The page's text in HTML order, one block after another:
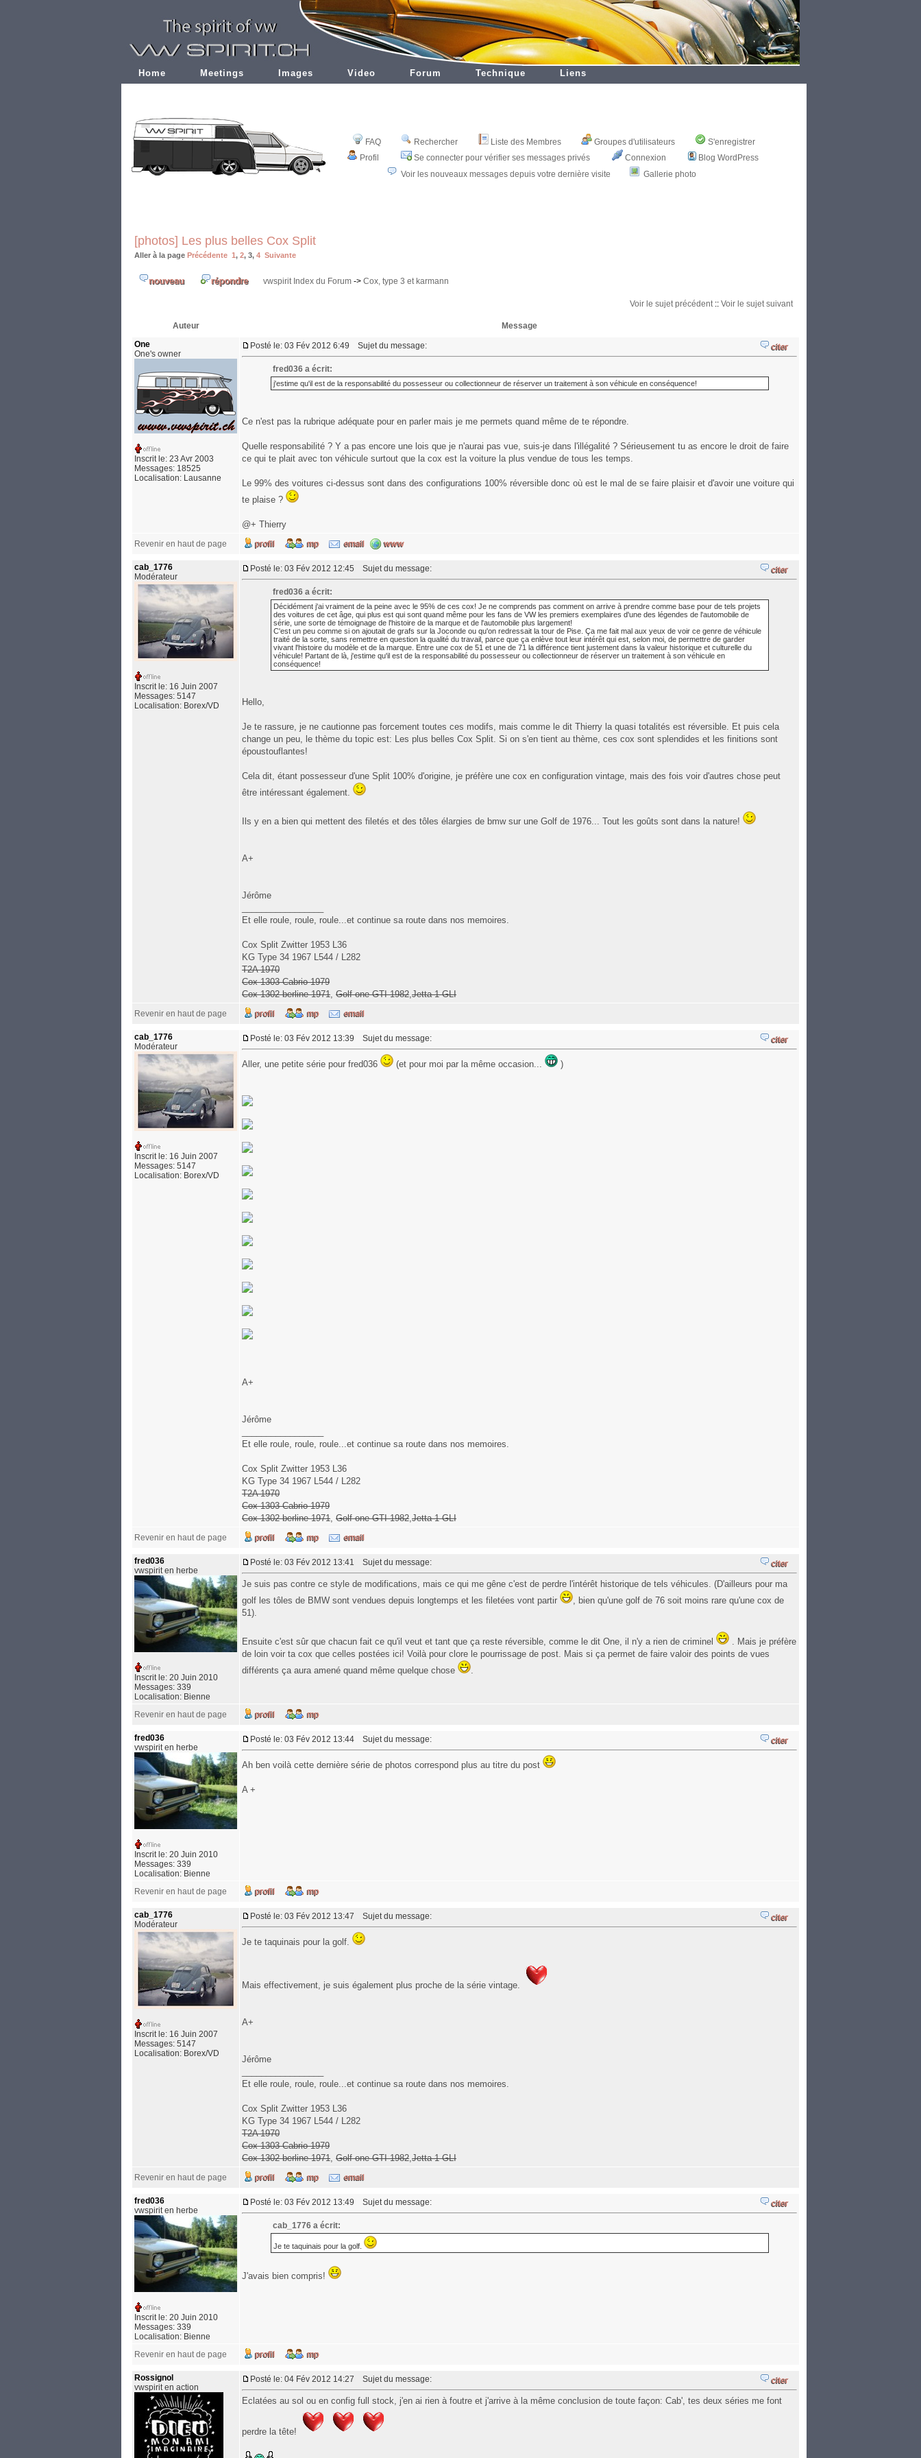
Home Meetings Images Video Forum Technique Liens
FAQ Rechercher Liste des Membres Groupes d'utilisateurs
S'enregistrer
Profil
Se connecter pour vérifier ses messages privés Connexion
Blog WordPress
Voir les nouveaux messages depuis votre dernière visite
Gallerie photo
[photos] Les plus belles Cox Split
Aller à la page Précédente 1, 2, 3, 4 Suivante
vwspirit Index du Forum -> Cox, type 3 et karmann
Voir le sujet précédent :: Voir le sujet suivant
Auteur
Message
One
One's owner
Inscrit le: 23 Avr 2003
Messages: 18525
Localisation: Lausanne
Posté le: 03 Fév 2012 6:49 Sujet du message:
fred036 a écrit:
j'estime qu'il est de la responsabilité du possesseur ou collectionneur de réserver un traitement à son véhicule en conséquence!
Ce n'est pas la rubrique adéquate pour en parler mais je me permets quand même de te répondre.
Quelle responsabilité ? Y a pas encore une lois que je n'aurai pas vue, suis-je dans l'illégalité ? Sérieusement tu as encore le droit de faire
ce qui te plait avec ton véhicule surtout que la cox est la voiture la plus vendue de tous les temps.
Le 99% des voitures ci-dessus sont dans des configurations 100% réversible donc où est le mal de se faire plaisir et d'avoir une voiture qui
te plaise ?
@+ Thierry
Revenir en haut de page
cab_1776
Modérateur
Inscrit le: 16 Juin 2007
Messages: 5147
Localisation: Borex/VD
Posté le: 03 Fév 2012 12:45 Sujet du message:
fred036 a écrit:
Décidément j'ai vraiment de la peine avec le 95% de ces cox! Je ne comprends pas comment on arrive à prendre comme base pour de tels projets
des voitures de cet âge, qui plus est qui sont quand même pour les fans de VW les premiers exemplaires d'une des légendes de l'automobile de
série, une sorte de témoignage de l'histoire de la marque et de l'automobile plus largement!
C'est un peu comme si on ajoutait de grafs sur la Joconde ou qu'on redressait la tour de Pise. Ça me fait mal aux yeux de voir ce genre de véhicule
traité de la sorte, sans remettre en question la qualité du travail, parce que ça enlève tout leur intérêt qui est, selon moi, de permettre de garder
vivant l'histoire du modèle et de la marque. Entre une cox de 51 et une de 71 la différence tient justement dans la valeur historique et culturelle du
véhicule! Partant de là, j'estime qu'il est de la responsabilité du possesseur ou collectionneur de réserver un traitement à son véhicule en
conséquence!
Hello,
Je te rassure, je ne cautionne pas forcement toutes ces modifs, mais comme le dit Thierry la quasi totalités est réversible. Et puis cela
change un peu, le thème du topic est: Les plus belles Cox Split. Si on s'en tient au thème, ces cox sont splendides et les finitions sont
époustouflantes!
Cela dit, étant possesseur d'une Split 100% d'origine, je préfère une cox en configuration vintage, mais des fois voir d'autres chose peut
être intéressant également.
Ils y en a bien qui mettent des filetés et des tôles élargies de bmw sur une Golf de 1976... Tout les goûts sont dans la nature!
A+
Jérôme
Et elle roule, roule, roule...et continue sa route dans nos memoires.
Cox Split Zwitter 1953 L36
KG Type 34 1967 L544 / L282
T2A 1970
Cox 1303 Cabrio 1979
Cox 1302 berline 1971, Golf one GTI 1982,Jetta 1 GLI
Revenir en haut de page
cab_1776
Modérateur
Inscrit le: 16 Juin 2007
Messages: 5147
Localisation: Borex/VD
Posté le: 03 Fév 2012 13:39 Sujet du message:
Aller, une petite série pour fred036 (et pour moi par la même occasion... )
A+
Jérôme
Et elle roule, roule, roule...et continue sa route dans nos memoires.
Cox Split Zwitter 1953 L36
KG Type 34 1967 L544 / L282
T2A 1970
Cox 1303 Cabrio 1979
Cox 1302 berline 1971, Golf one GTI 1982,Jetta 1 GLI
Revenir en haut de page
fred036
vwspirit en herbe
Inscrit le: 20 Juin 2010
Messages: 339
Localisation: Bienne
Posté le: 03 Fév 2012 13:41 Sujet du message:
Je suis pas contre ce style de modifications, mais ce qui me gêne c'est de perdre l'intérêt historique de tels véhicules. (D'ailleurs pour ma
golf les tôles de BMW sont vendues depuis longtemps et les filetées vont partir
, bien qu'une golf de 76 soit moins rare qu'une cox de
51).
Ensuite c'est sûr que chacun fait ce qu'il veut et tant que ça reste réversible, comme le dit One, il n'y a rien de criminel
. Mais je préfère
de loin voir ta cox que celles postées ici! Voilà pour clore le pourrissage de post. Mais si ça permet de faire valoir des points de vues
différents ça aura amené quand même quelque chose
.
Revenir en haut de page
fred036
vwspirit en herbe
Inscrit le: 20 Juin 2010
Messages: 339
Localisation: Bienne
Posté le: 03 Fév 2012 13:44 Sujet du message:
Ah ben voilà cette dernière série de photos correspond plus au titre du post
A +
Revenir en haut de page
cab_1776
Modérateur
Inscrit le: 16 Juin 2007
Messages: 5147
Localisation: Borex/VD
Posté le: 03 Fév 2012 13:47 Sujet du message:
Je te taquinais pour la golf.
Mais effectivement, je suis également plus proche de la série vintage.
A+
Jérôme
Et elle roule, roule, roule...et continue sa route dans nos memoires.
Cox Split Zwitter 1953 L36
KG Type 34 1967 L544 / L282
T2A 1970
Cox 1303 Cabrio 1979
Cox 1302 berline 1971, Golf one GTI 1982,Jetta 1 GLI
Revenir en haut de page
fred036
vwspirit en herbe
Inscrit le: 20 Juin 2010
Messages: 339
Localisation: Bienne
Posté le: 03 Fév 2012 13:49 Sujet du message:
cab_1776 a écrit:
Je te taquinais pour la golf.
J'avais bien compris!
Revenir en haut de page
Rossignol
vwspirit en action
Posté le: 04 Fév 2012 14:27 Sujet du message:
Eclatées au sol ou en config full stock, j'en ai rien à foutre et j'arrive à la même conclusion de toute façon: Cab', tes deux séries me font
perdre la tête!